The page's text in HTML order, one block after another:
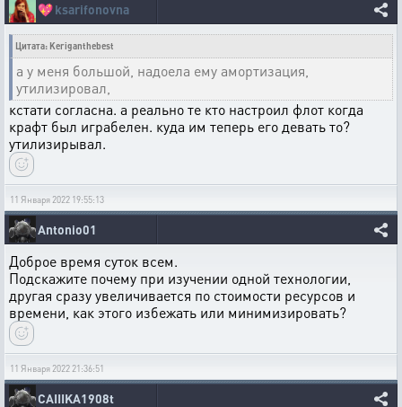
💖ksarifonovna
Цитата: Keriganthebest
а у меня большой, надоела ему амортизация,
утилизировал,
кстати согласна. а реально те кто настроил флот когда
крафт был играбелен. куда им теперь его девать то?
утилизирывал.
11 Января 2022 19:55:13
Antonio01
Доброе время суток всем.
Подскажите почему при изучении одной технологии,
другая сразу увеличивается по стоимости ресурсов и
времени, как этого избежать или минимизировать?
11 Января 2022 21:36:51
CAIIIKA1908t